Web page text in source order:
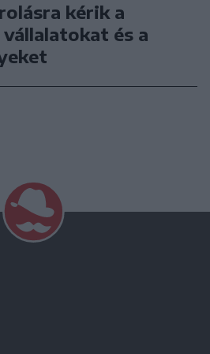
kérik a
és a